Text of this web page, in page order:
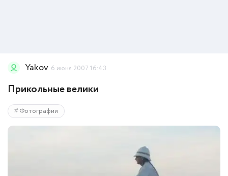
Yakov 6 июня 2007 16:43
Прикольные велики
Фотографии